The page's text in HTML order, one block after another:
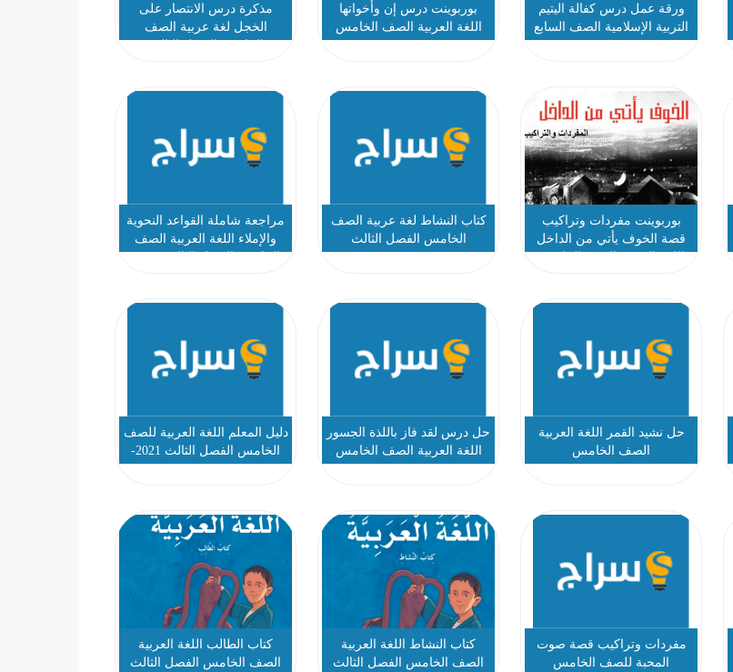
ورقة عمل درس كفالة اليتيم
التربية الإسلامية الصف السابع
بوربوينت درس إن وأخواتها
اللغة العربية الصف الخامس
مذكرة درس الانتصار على
الخجل لغة عربية الصف
الخامس الفصل الثالث
بوربوينت مفردات وتراكيب
قصة الخوف يأتي من الداخل
اللغة العربية الصف الخامس
كتاب النشاط لغة عربية الصف
الخامس الفصل الثالث
مراجعة شاملة القواعد النحوية
والإملاء اللغة العربية الصف
الخامس الفصل الثالث 2022-
حل نشيد القمر اللغة العربية
الصف الخامس
حل درس لقد فاز باللذة الجسور
اللغة العربية الصف الخامس
نموذج 2
دليل المعلم اللغة العربية للصف
الخامس الفصل الثالث 2021-
2022
مفردات وتراكيب قصة صوت
المحبة للصف الخامس
كتاب النشاط اللغة العربية
الصف الخامس الفصل الثالث
كتاب الطالب اللغة العربية
الصف الخامس الفصل الثالث